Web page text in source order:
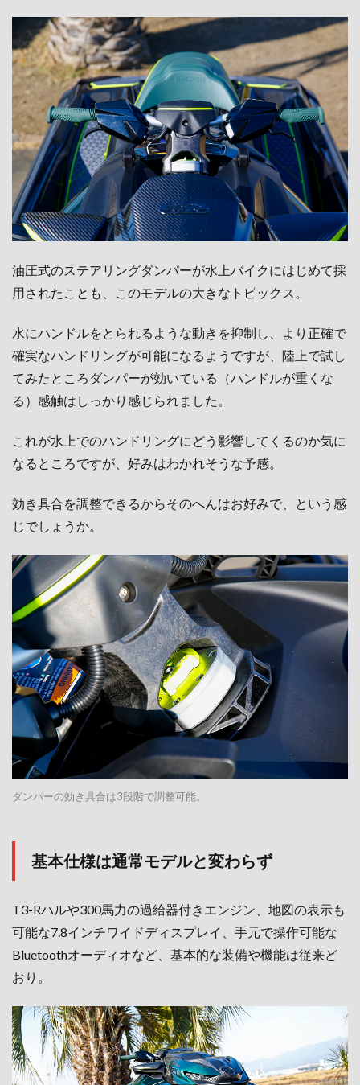
油圧式のステアリングダンパーが水上バイクにはじめて採
用されたことも、このモデルの大きなトピックス。
水にハンドルをとられるような動きを抑制し、より正確で
確実なハンドリングが可能になるようですが、陸上で試し
てみたところダンパーが効いている（ハンドルが重くな
る）感触はしっかり感じられました。
これが水上でのハンドリングにどう影響してくるのか気に
なるところですが、好みはわかれそうな予感。
効き具合を調整できるからそのへんはお好みで、という感
じでしょうか。
ダンパーの効き具合は3段階で調整可能。
基本仕様は通常モデルと変わらず
T3-Rハルや300馬力の過給器付きエンジン、地図の表示も
可能な7.8インチワイドディスプレイ、手元で操作可能な
Bluetoothオーディオなど、基本的な装備や機能は従来ど
おり。